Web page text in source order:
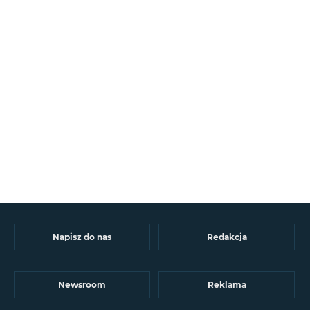
Napisz do nas Redakcja
Newsroom Reklama